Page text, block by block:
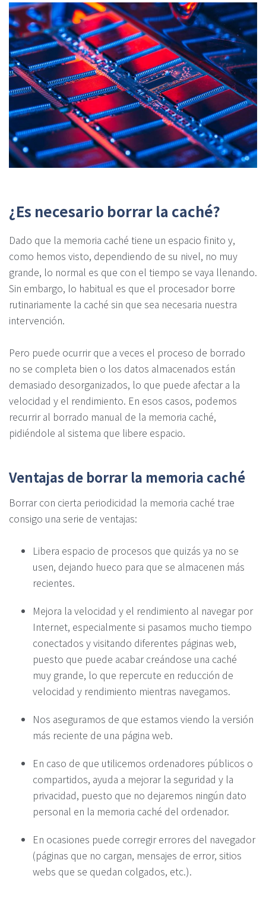
¿Es necesario borrar la caché?
Dado que la memoria caché tiene un espacio finito y,
como hemos visto, dependiendo de su nivel, no muy
grande, lo normal es que con el tiempo se vaya llenando.
Sin embargo, lo habitual es que el procesador borre
rutinariamente la caché sin que sea necesaria nuestra
intervención.
Pero puede ocurrir que a veces el proceso de borrado
no se completa bien o los datos almacenados están
demasiado desorganizados, lo que puede afectar a la
velocidad y el rendimiento. En esos casos, podemos
recurrir al borrado manual de la memoria caché,
pidiéndole al sistema que libere espacio.
Ventajas de borrar la memoria caché
Borrar con cierta periodicidad la memoria caché trae
consigo una serie de ventajas:
Libera espacio de procesos que quizás ya no se
usen, dejando hueco para que se almacenen más
recientes.
Mejora la velocidad y el rendimiento al navegar por
Internet, especialmente si pasamos mucho tiempo
conectados y visitando diferentes páginas web,
puesto que puede acabar creándose una caché
muy grande, lo que repercute en reducción de
velocidad y rendimiento mientras navegamos.
Nos aseguramos de que estamos viendo la versión
más reciente de una página web.
En caso de que utilicemos ordenadores públicos o
compartidos, ayuda a mejorar la seguridad y la
privacidad, puesto que no dejaremos ningún dato
personal en la memoria caché del ordenador.
En ocasiones puede corregir errores del navegador
(páginas que no cargan, mensajes de error, sitios
webs que se quedan colgados, etc.).